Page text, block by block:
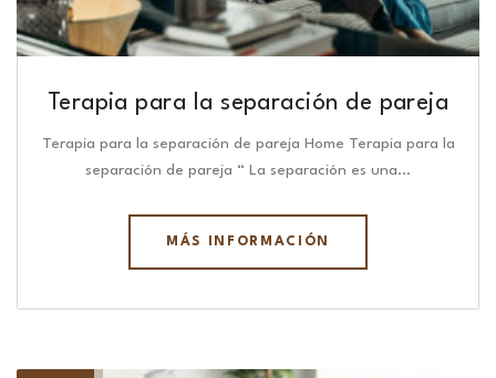
Terapia para la separación de pareja
Terapia para la separación de pareja Home Terapia para la
separación de pareja “ La separación es una…
MÁS INFORMACIÓN